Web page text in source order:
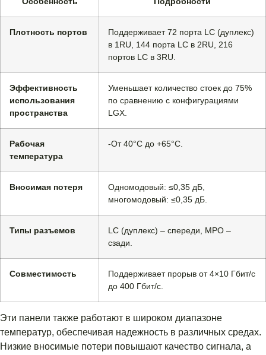
Плотность портов
Поддерживает 72 порта LC (дуплекс)
в 1RU, 144 порта LC в 2RU, 216
портов LC в 3RU.
Эффективность
использования
пространства
Уменьшает количество стоек до 75%
по сравнению с конфигурациями
LGX.
Рабочая
температура
-От 40°С до +65°С.
Вносимая потеря
Одномодовый: ≤0,35 дБ,
многомодовый: ≤0,35 дБ.
Типы разъемов
LC (дуплекс) – спереди, MPO –
сзади.
Совместимость
Поддерживает прорыв от 4×10 Гбит/с
до 400 Гбит/с.
Эти панели также работают в широком диапазоне
температур, обеспечивая надежность в различных средах.
Низкие вносимые потери повышают качество сигнала, а